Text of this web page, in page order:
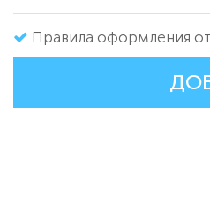
Правила оформления